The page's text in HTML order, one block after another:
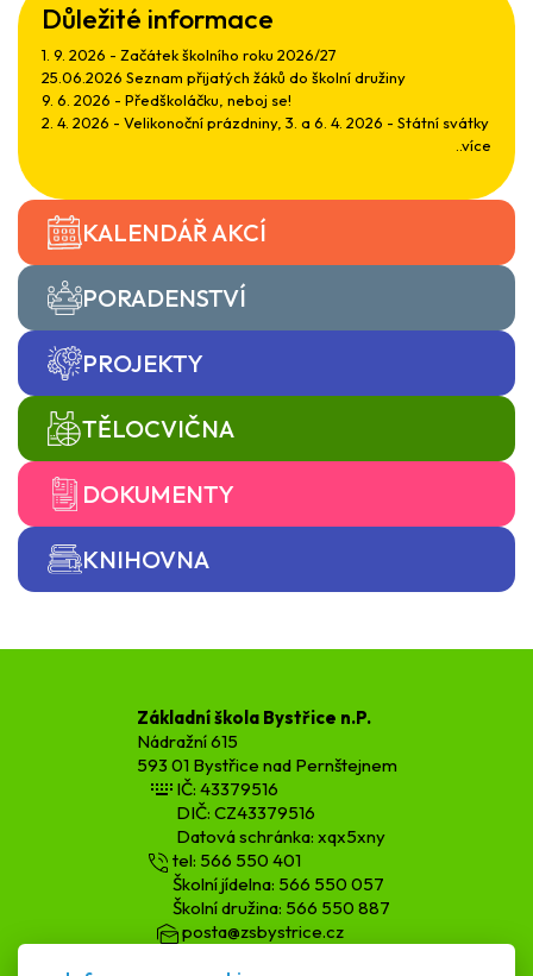
Důležité informace
1. 9. 2026 - Začátek školního roku 2026/27
25.06.2026 Seznam přijatých žáků do školní družiny
9. 6. 2026 - Předškoláčku, neboj se!
2. 4. 2026 - Velikonoční prázdniny, 3. a 6. 4. 2026 - Státní svátky
..více
KALENDÁŘ AKCÍ
PORADENSTVÍ
PROJEKTY
TĚLOCVIČNA
DOKUMENTY
KNIHOVNA
Základní škola Bystřice n.P.
Nádražní 615
593 01 Bystřice nad Pernštejnem
IČ: 43379516
DIČ: CZ43379516
Datová schránka: xqx5xny
tel: 566 550 401
Školní jídelna: 566 550 057
Školní družina: 566 550 887
posta@zsbystrice.cz